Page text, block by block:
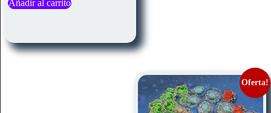
Añadir al carrito
Oferta!